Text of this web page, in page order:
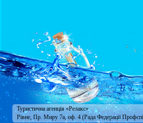
Туристична агенція «Релакс»
Рівне, Пр. Миру 7а, оф. 4 (Рада Федерації